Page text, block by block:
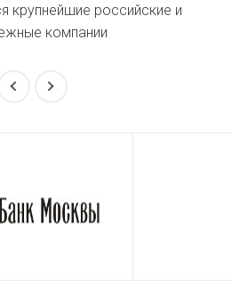
крупнейшие российские и
компании